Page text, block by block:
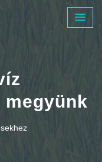
megyünk